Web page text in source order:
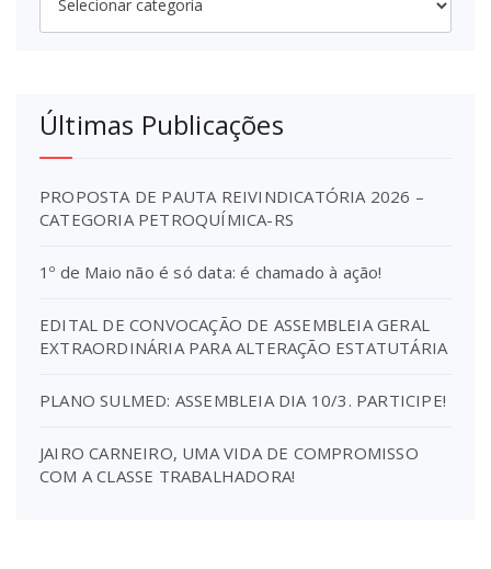
Últimas Publicações
PROPOSTA DE PAUTA REIVINDICATÓRIA 2026 –
CATEGORIA PETROQUÍMICA-RS
1º de Maio não é só data: é chamado à ação!
EDITAL DE CONVOCAÇÃO DE ASSEMBLEIA GERAL
EXTRAORDINÁRIA PARA ALTERAÇÃO ESTATUTÁRIA
PLANO SULMED: ASSEMBLEIA DIA 10/3. PARTICIPE!
JAIRO CARNEIRO, UMA VIDA DE COMPROMISSO
COM A CLASSE TRABALHADORA!